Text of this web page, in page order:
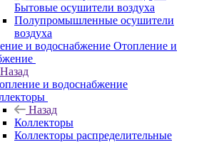
Бытовые осушители воздуха
Полупромышленные осушители
воздуха
Отопление и
Назад
и водоснабжение
Назад
Коллекторы
Коллекторы распределительные